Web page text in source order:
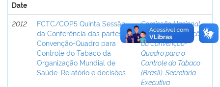
Date
2012
FCTC/COP5 Quinta Sessão
da Conferência das partes:
Convenção-Quadro para
Controle do Tabaco da
Organização Mundial de
Saúde. Relatório e decisões.
Comissão Nacional
para Implementação
da Convenção-
Quadro para o
Controle do Tabaco
(Brasil). Secretaria
Executiva